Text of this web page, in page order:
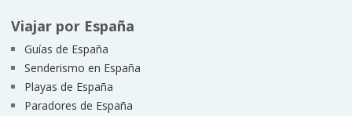
Viajar por España
Guías de España
Senderismo en España
Playas de España
Paradores de España